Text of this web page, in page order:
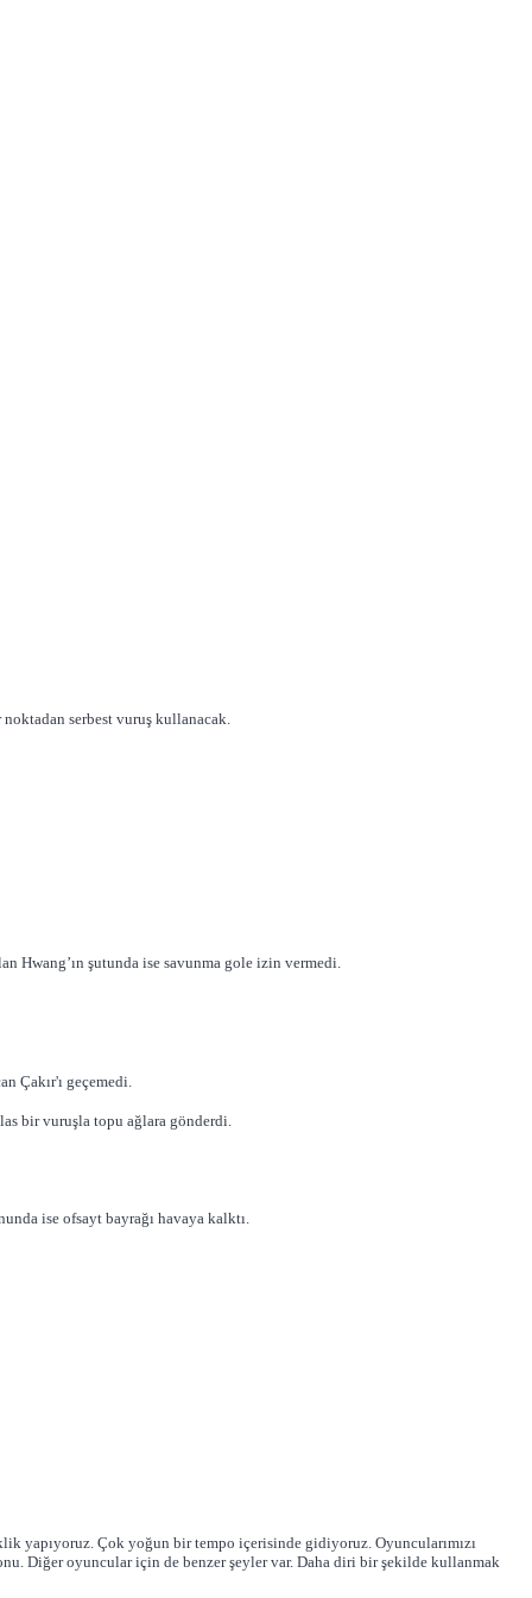
serbest vuruş kullanacak.
Hwang’ın şutunda ise savunma gole izin vermedi.
Çakır'ı geçemedi.
bir vuruşla topu ağlara gönderdi.
ise ofsayt bayrağı havaya kalktı.
yapıyoruz. Çok yoğun bir tempo içerisinde gidiyoruz. Oyuncularımızı
Diğer oyuncular için de benzer şeyler var. Daha diri bir şekilde kullanmak